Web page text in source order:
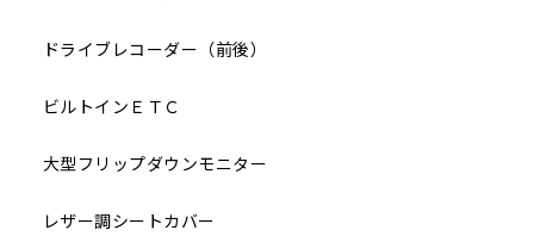
ドライブレコーダー（前後）
ビルトインＥＴＣ
大型フリップダウンモニター
レザー調シートカバー